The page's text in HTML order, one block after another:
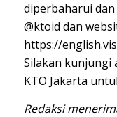
diperbaharui
@ktoid dan
https://
Silakan kunjungi
KTO Jakarta
Redaksi